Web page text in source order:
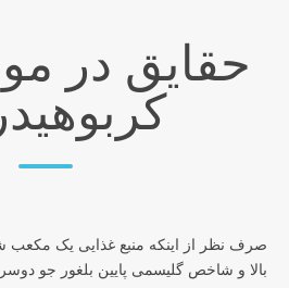
حقایق در
صرف نظر از اینکه منبع غذایی یک مکعب
بالا و شاخص گلیسمی پایین بلغور جو